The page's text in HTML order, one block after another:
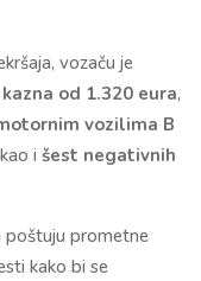
vozaču je
od 1.320 eura,
vozilima B
i šest negativnih
poštuju prometne
kako bi se